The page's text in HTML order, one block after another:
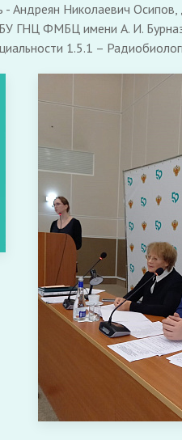
Андреян Николаевич
ГНЦ ФМБЦ имени А. И.
1.5.1 –